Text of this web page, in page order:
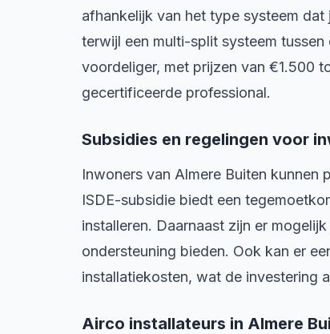
afhankelijk van het type systeem
terwijl een multi-split systeem
voordeliger, met prijzen van €1.500
gecertificeerde professional.
Subsidies en regelingen voor
Inwoners van Almere Buiten kunnen
ISDE-subsidie biedt een
installeren. Daarnaast zijn er
ondersteuning bieden. Ook kan er
installatiekosten, wat de investering
Airco installateurs in Almere